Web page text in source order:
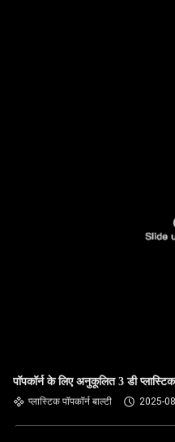
पॉपकॉर्न के लिए अनुकूलित 3 डी
प्लास्टिक पॉपकॉर्न बाल्टी 2025-